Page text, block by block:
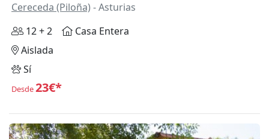
Cereceda (Piloña) - Asturias
12 + 2
Casa Entera
Aislada
Sí
Desde23€*